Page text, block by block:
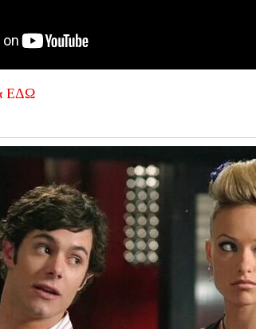
ΕΔΩ